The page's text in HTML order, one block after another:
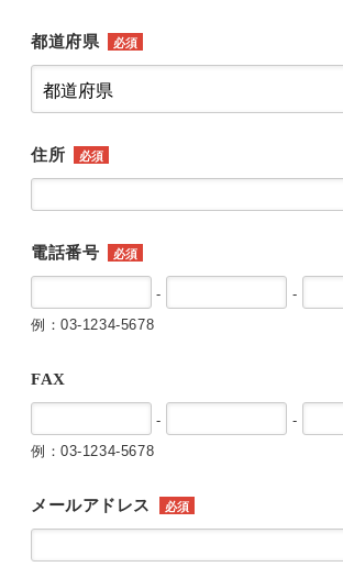
都道府県 必須
住所 必須
電話番号 必須
-
-
例：03-1234-5678
FAX
-
-
例：03-1234-5678
メールアドレス 必須